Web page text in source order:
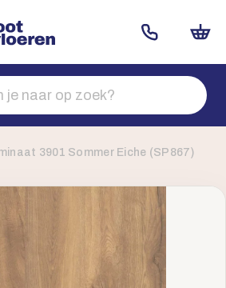
3901 Sommer Eiche (SP867)